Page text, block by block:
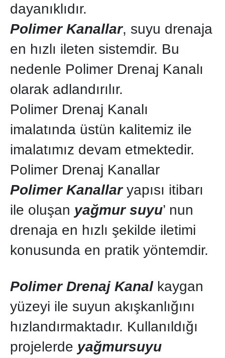
dayanıklıdır.
Polimer Kanallar, suyu drenaja
en hızlı ileten sistemdir. Bu
nedenle Polimer Drenaj Kanalı
olarak adlandırılır.
Polimer Drenaj Kanalı
imalatında üstün kalitemiz ile
imalatımız devam etmektedir.
Polimer Drenaj Kanallar
Polimer Kanallar yapısı itibarı
ile oluşan yağmur suyu’ nun
drenaja en hızlı şekilde iletimi
konusunda en pratik yöntemdir.
Polimer Drenaj Kanal kaygan
yüzeyi ile suyun akışkanlığını
hızlandırmaktadır. Kullanıldığı
projelerde yağmursuyu